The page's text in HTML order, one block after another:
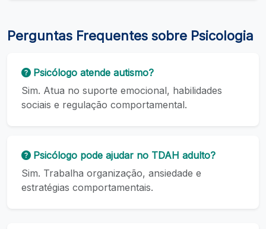
Perguntas Frequentes sobre Psicologia
Psicólogo atende autismo?
Sim. Atua no suporte emocional, habilidades
sociais e regulação comportamental.
Psicólogo pode ajudar no TDAH adulto?
Sim. Trabalha organização, ansiedade e
estratégias comportamentais.